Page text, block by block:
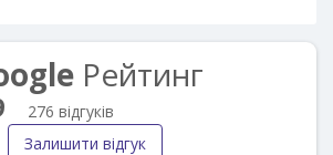
Рейтинг
276 відгуків
Залишити відгук